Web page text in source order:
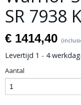
SR 7938
€ 1414,40
Levertijd 1 - 4
Aantal